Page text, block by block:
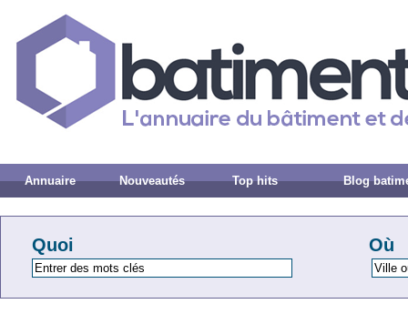
Annuaire Nouveautés Top hits Blog
Quoi Où